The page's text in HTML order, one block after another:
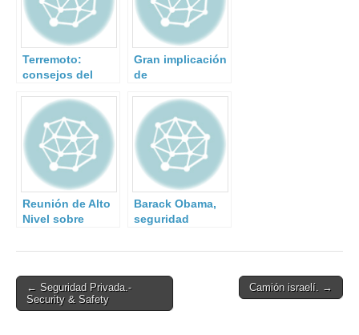
Terremoto:
consejos del
Geográfico
Nacional.
Gran implicación
de
públicas,
organizaciones,
centros de
formación y
empresas en el
ejercicio de
emergencia
nacional
organizado por la
Reunión de Alto
Nivel sobre
Barack Obama,
seguridad
terrorismo.
Post
navigation
← Seguridad Privada.-
Security & Safety
Camión israelí. →